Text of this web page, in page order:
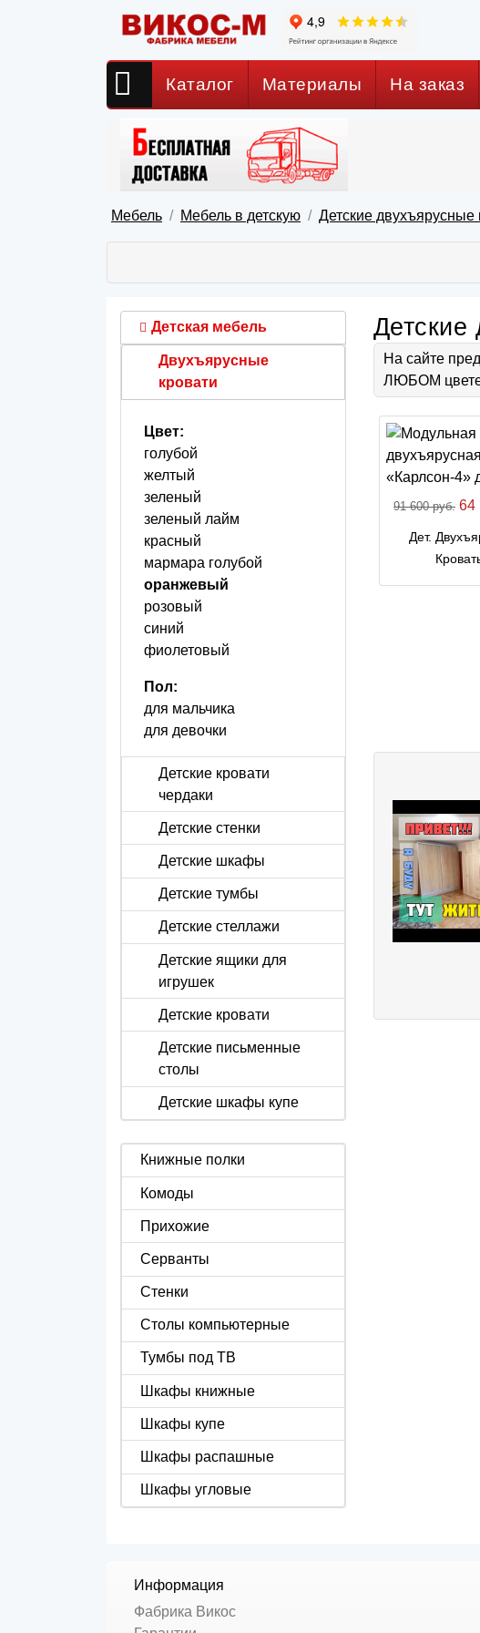
Каталог Материалы На заказ
Мебель Мебель в детскую Детские двухъярусные
Детская мебель
Двухъярусные
кровати
Цвет:
голубой
желтый
зеленый
зеленый лайм
красный
мармара голубой
оранжевый
розовый
синий
фиолетовый
Пол:
для мальчика
для девочки
Детские кровати
чердаки
Детские стенки
Детские шкафы
Детские тумбы
Детские стеллажи
Детские ящики для
игрушек
Детские кровати
Детские письменные
столы
Детские шкафы купе
Книжные полки
Комоды
Прихожие
Серванты
Стенки
Столы компьютерные
Тумбы под ТВ
Шкафы книжные
Шкафы купе
Шкафы распашные
Шкафы угловые
Детские
На сайте
ЛЮБОМ цвете
91 600 руб. 64
Дет.
Информация
Фабрика Викос